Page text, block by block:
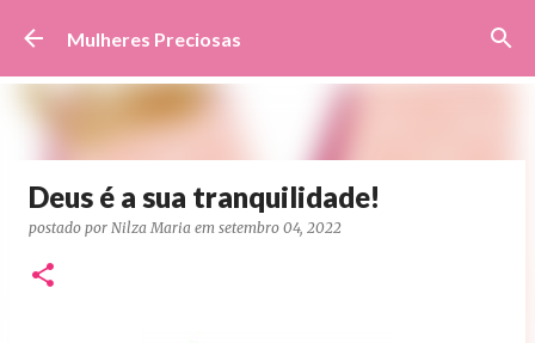
Pular para o conteúdo principal
Mulheres Preciosas
Deus é a sua tranquilidade!
postado por Nilza Maria em setembro 04, 2022